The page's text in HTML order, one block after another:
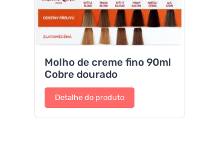
Molho de creme fino 90ml
Cobre dourado
Detalhe do produto